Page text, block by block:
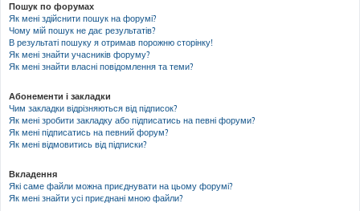
Пошук по форумах
Як мені здійснити пошук на форумі?
Чому мій пошук не дає результатів?
В результаті пошуку я отримав порожню сторінку!
Як мені знайти учасників форуму?
Як мені знайти власні повідомлення та теми?
Абонементи і закладки
Чим закладки відрізняються від підписок?
Як мені зробити закладку або підписатись на певні форуми?
Як мені підписатись на певний форум?
Як мені відмовитись від підписки?
Вкладення
Які саме файли можна приєднувати на цьому форумі?
Як мені знайти усі приєднані мною файли?